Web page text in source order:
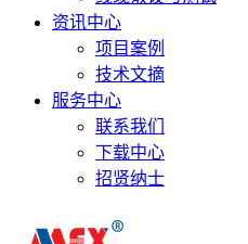
资讯中心
项目案例
技术文摘
服务中心
联系我们
下载中心
招贤纳士